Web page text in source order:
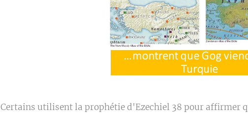
Certains utilisent la prophétie d'Ezechiel 38 pour affirmer